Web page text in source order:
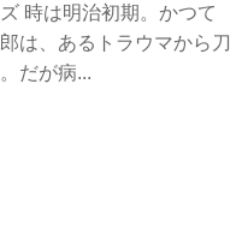
時は明治初期。かつて
は、あるトラウマから刀
だが病...